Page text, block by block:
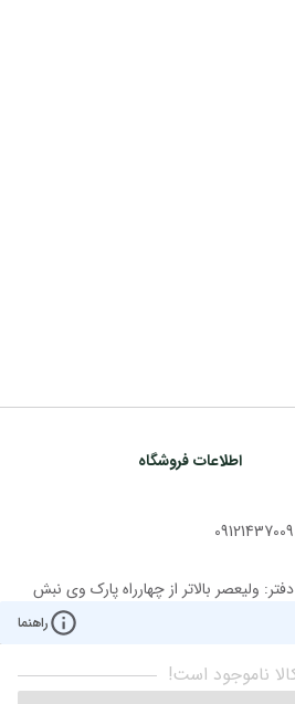
راهنما
ناموجود است!
اطلاعات فروشگاه
09121437009
دفتر: ولیعصر بالاتر از چهارراه پارک وی نبش
کوچه ملاح ساختمان روشن پ 2943 ط 1